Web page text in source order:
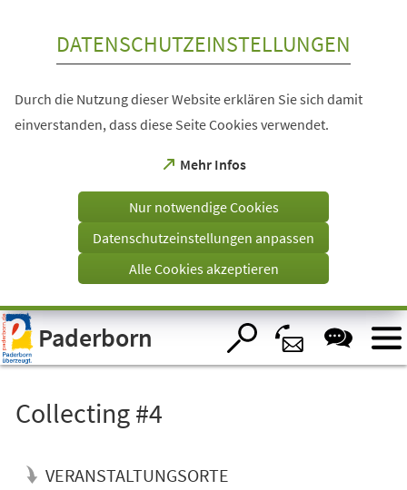
Visuelle
Assistenzsoftware
öffnen.
DATENSCHUTZEINSTELLUNGEN
Durch die Nutzung dieser Website erklären Sie sich damit
einverstanden, dass diese Seite Cookies verwendet.
Mehr Infos
(Öffnet
einem
Tab)
Nur notwendige Cookies
Datenschutzeinstellungen anpassen
Alle Cookies akzeptieren
Paderborn
Collecting #4
VERANSTALTUNGSORTE